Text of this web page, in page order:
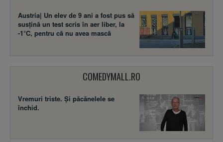
Austria| Un elev de 9 ani a fost pus să
susţină un test scris în aer liber, la
-1°C, pentru că nu avea mască
COMEDYMALL.RO
Vremuri triste. Şi păcănelele se
închid.